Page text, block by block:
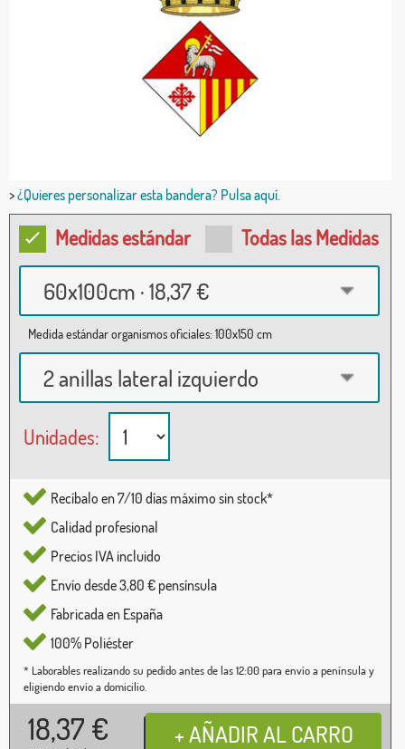
>¿Quieres personalizar esta bandera? Pulsa aquí.
Medidas estándar Todas las Medidas
60x100cm · 18,37 €
Medida estándar organismos oficiales: 100x150 cm
2 anillas lateral izquierdo
Unidades:
Recíbalo en 7/10 días máximo sin stock*
Calidad profesional
Precios IVA incluido
Envío desde 3,80 € pensínsula
Fabricada en España
100% Poliéster
* Laborables realizando su pedido antes de las 12:00 para envío a península y
eligiendo envío a domicilio.
18,37 €